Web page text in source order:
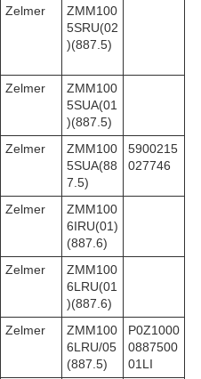
Zelmer
ZMM100
5SRU(02
)(887.5)
Zelmer
ZMM100
5SUA(01
)(887.5)
Zelmer
ZMM100
5SUA(88
7.5)
5900215
027746
Zelmer
ZMM100
6IRU(01)
(887.6)
Zelmer
ZMM100
6LRU(01
)(887.6)
Zelmer
ZMM100
6LRU/05
(887.5)
P0Z1000
0887500
01LI